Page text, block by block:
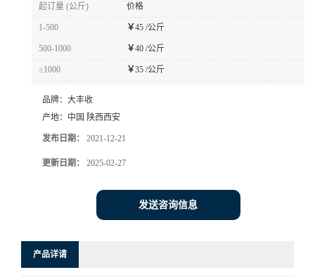
起订量 (公斤) 价格
1-500 ￥45 /公斤
500-1000 ￥40 /公斤
≥1000 ￥35 /公斤
品牌： 大丰收
产地： 中国 陕西西安
发布日期： 2021-12-21
更新日期： 2025-02-27
发送咨询信息
产品详请